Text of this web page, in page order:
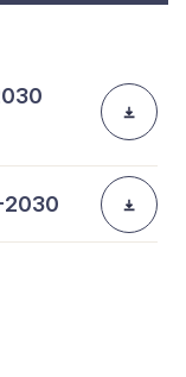
2030